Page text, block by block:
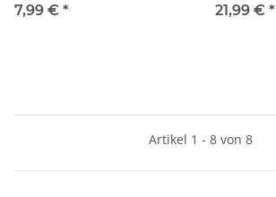
7,99 € *
21,99 € *
Artikel 1 - 8 von 8